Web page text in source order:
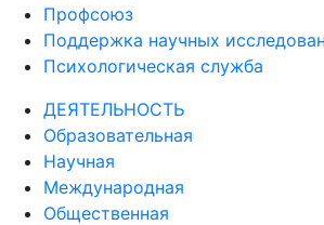
Профсоюз
Поддержка научных
Психологическая служба
ДЕЯТЕЛЬНОСТЬ
Образовательная
Научная
Международная
Общественная